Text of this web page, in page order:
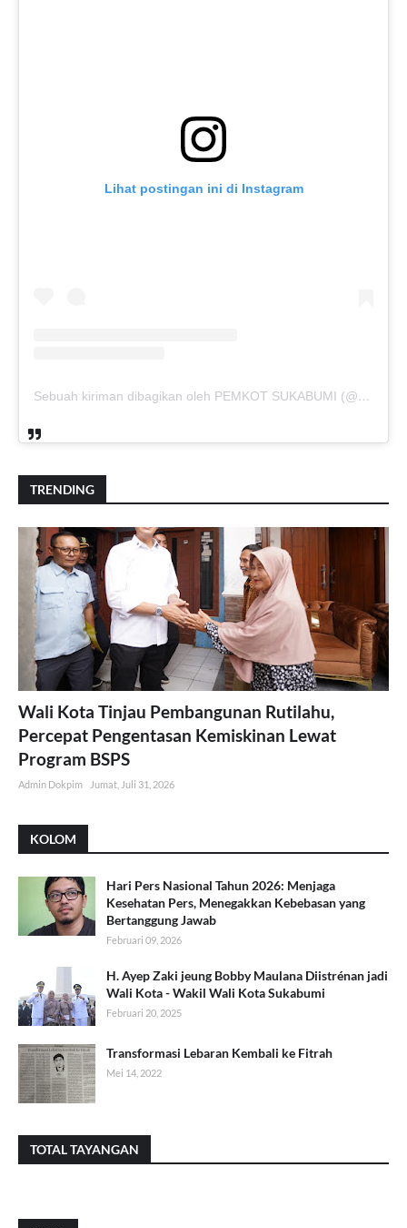
Lihat postingan ini di Instagram
Sebuah kiriman dibagikan oleh PEMKOT SUKABUMI (@pemkotsukabumi_)
TRENDING
Wali Kota Tinjau Pembangunan Rutilahu,
Percepat Pengentasan Kemiskinan Lewat
Program BSPS
Admin Dokpim Jumat, Juli 31, 2026
KOLOM
Hari Pers Nasional Tahun 2026: Menjaga
Kesehatan Pers, Menegakkan Kebebasan yang
Bertanggung Jawab
Februari 09, 2026
H. Ayep Zaki jeung Bobby Maulana Diistrénan jadi
Wali Kota - Wakil Wali Kota Sukabumi
Februari 20, 2025
Transformasi Lebaran Kembali ke Fitrah
Mei 14, 2022
TOTAL TAYANGAN